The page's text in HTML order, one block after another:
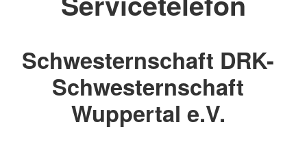
Schwesternschaft DRK-
Schwesternschaft
Wuppertal e.V.